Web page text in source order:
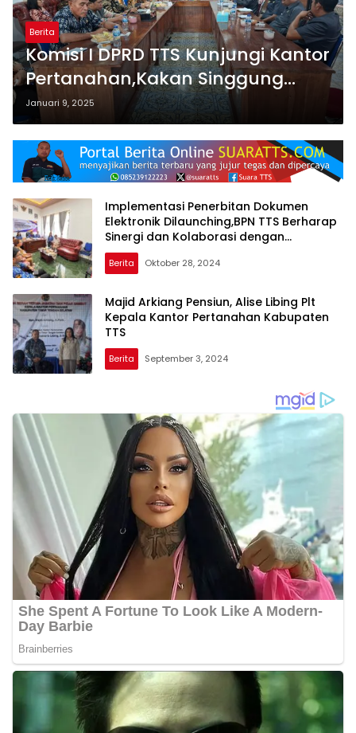
Berita
Komisi I DPRD TTS Kunjungi Kantor
Pertanahan,Kakan Singgung
Kawasan Civic Center
Januari 9, 2025
Implementasi Penerbitan Dokumen
Elektronik Dilaunching,BPN TTS Berharap
Sinergi dan Kolaborasi dengan
Forkopimda
Berita Oktober 28, 2024
Majid Arkiang Pensiun, Alise Libing Plt
Kepala Kantor Pertanahan Kabupaten
TTS
Berita September 3, 2024